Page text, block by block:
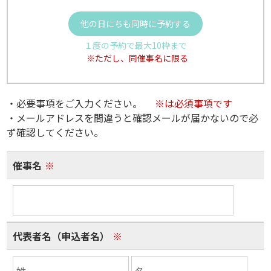
他の日にちも同時に予約する
１度の予約で最大10枠まで
※ただし、同催事名に限る
・必要事項をご入力ください。
※は必須事項です
・メールアドレスを間違うと確認メールが届かないので必
ず確認してください。
催事名 ※
代表者名（申込者名） ※